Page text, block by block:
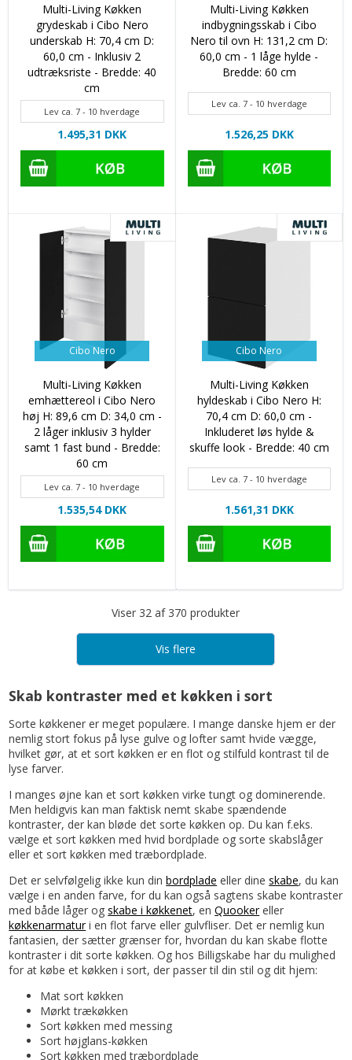
Multi-Living Køkken
grydeskab i Cibo Nero
underskab H: 70,4 cm D:
60,0 cm - Inklusiv 2
udtræksriste - Bredde: 40
cm
Lev ca. 7 - 10 hverdage
1.495,31 DKK
Multi-Living Køkken
indbygningsskab i Cibo
Nero til ovn H: 131,2 cm D:
60,0 cm - 1 låge hylde -
Bredde: 60 cm
Lev ca. 7 - 10 hverdage
1.526,25 DKK
Cibo Nero
Multi-Living Køkken
emhættereol i Cibo Nero
høj H: 89,6 cm D: 34,0 cm -
2 låger inklusiv 3 hylder
samt 1 fast bund - Bredde:
60 cm
Lev ca. 7 - 10 hverdage
1.535,54 DKK
Cibo Nero
Multi-Living Køkken
hyldeskab i Cibo Nero H:
70,4 cm D: 60,0 cm -
Inkluderet løs hylde &
skuffe look - Bredde: 40 cm
Lev ca. 7 - 10 hverdage
1.561,31 DKK
Viser 32 af 370 produkter
Vis flere
Skab kontraster med et køkken i sort
Sorte køkkener er meget populære. I mange danske hjem er der
nemlig stort fokus på lyse gulve og lofter samt hvide vægge,
hvilket gør, at et sort køkken er en flot og stilfuld kontrast til de
lyse farver.
I manges øjne kan et sort køkken virke tungt og dominerende.
Men heldigvis kan man faktisk nemt skabe spændende
kontraster, der kan bløde det sorte køkken op. Du kan f.eks.
vælge et sort køkken med hvid bordplade og sorte skabslåger
eller et sort køkken med træbordplade.
Det er selvfølgelig ikke kun dinbordplade eller dineskabe, du kan
vælge i en anden farve, for du kan også sagtens skabe kontraster
med både låger ogskabe i køkkenet, enQuookereller
køkkenarmaturi en flot farve eller gulvfliser. Det er nemlig kun
fantasien, der sætter grænser for, hvordan du kan skabe flotte
kontraster i dit sorte køkken. Og hos Billigskabe har du mulighed
for at købe et køkken i sort, der passer til din stil og dit hjem:
Mat sort køkken
Mørkt trækøkken
Sort køkken med messing
Sort højglans-køkken
Sort køkken med træbordplade